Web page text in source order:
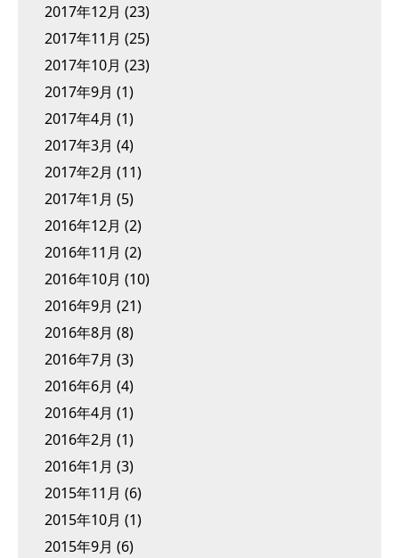
2017年12月 (23)
2017年11月 (25)
2017年10月 (23)
2017年9月 (1)
2017年4月 (1)
2017年3月 (4)
2017年2月 (11)
2017年1月 (5)
2016年12月 (2)
2016年11月 (2)
2016年10月 (10)
2016年9月 (21)
2016年8月 (8)
2016年7月 (3)
2016年6月 (4)
2016年4月 (1)
2016年2月 (1)
2016年1月 (3)
2015年11月 (6)
2015年10月 (1)
2015年9月 (6)